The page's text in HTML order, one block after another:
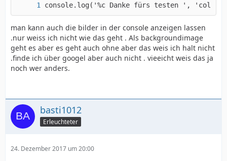
console.log('%c Danke fürs testen ', 'color:
man kann auch die bilder in der console anzeigen lassen
.nur weiss ich nicht wie das geht . Als backgroundimage
geht es aber es geht auch ohne aber das weis ich halt nicht
.finde ich über googel aber auch nicht . vieeicht weis das ja
noch wer anders.
basti1012
Erleuchteter
24. Dezember 2017 um 20:00